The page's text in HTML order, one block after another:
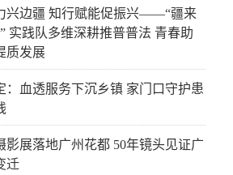
兴边疆 知行赋能促振兴——“疆来
实践队多维深耕推普普法 青春助
质发展
：血透服务下沉乡镇 家门口守护患
影展落地广州花都 50年镜头见证广
迁